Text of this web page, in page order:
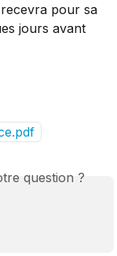
pour sa
jours avant
question ?